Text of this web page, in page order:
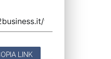
LINK